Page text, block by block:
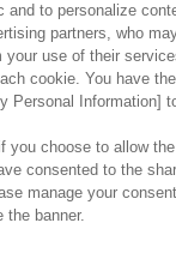
ついて カスタマー
to personalize
partners, who
your use of their
cookie. You have
Personal Information]
you choose to allow
consented to the
manage your
the banner.